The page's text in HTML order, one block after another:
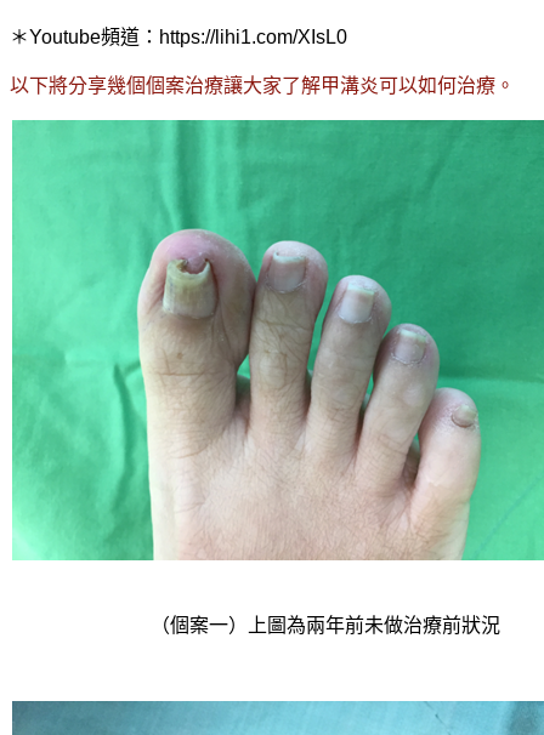
＊Youtube頻道：https://lihi1.com/XIsL0
以下將分享幾個個案治療讓大家了解甲溝炎可以如何治療。
（個案一）上圖為兩年前未做治療前狀況